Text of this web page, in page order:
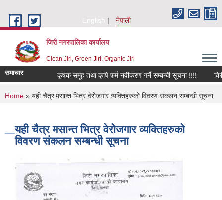
English
नेपाली
जिरी नगरपालिका कार्यालय
Clean Jiri, Green Jiri, Organic Jiri
समाचार कृषक समूह तथा कृषि फर्म नवीकरण गर्ने सम्बन्धी सूचना !!!!
You are here
Home » यही चैत्र मसान्त भित्र वेरोजगार व्यक्तिहरुको विवरण संकलन सम्बन्धी सूचना
यही चैत्र मसान्त भित्र वेरोजगार व्यक्तिहरुको
विवरण संकलन सम्बन्धी सूचना